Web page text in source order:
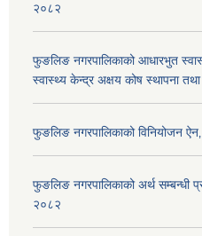
२०८२
फुङलिङ नगरपालिकाको आधारभुत
स्वास्थ्य केन्द्र अक्षय कोष स्थापना
फुङलिङ नगरपालिकाको विनियोजन
फुङलिङ नगरपालिकाको अर्थ सम्बन्धी
२०८२